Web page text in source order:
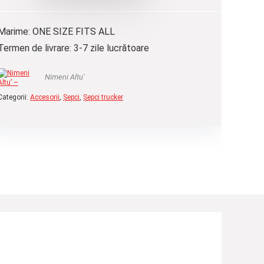
ONE SIZE FITS ALL
de livrare: 3-7 zile lucrătoare
Nimeni Altu'
Accesorii, Șepci, Șepci trucker